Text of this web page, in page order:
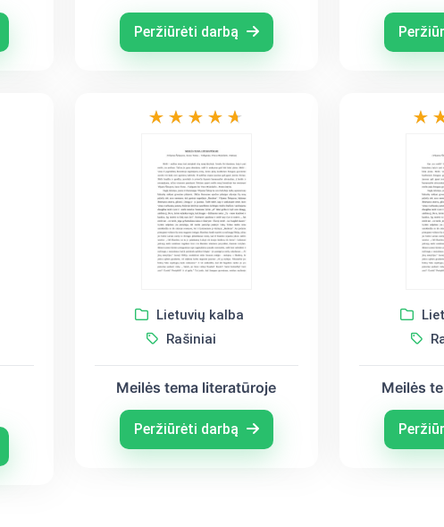
Peržiūrėti darbą
Lietuvių kalba
Rašiniai
Meilės tema literatūroje
Peržiūrėti darbą
Meilės